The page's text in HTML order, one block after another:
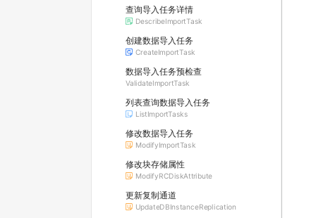
查询导入任务详情
DescribeImportTask
创建数据导入任务
CreateImportTask
数据导入任务预检查
ValidateImportTask
列表查询数据导入任务
ListImportTasks
修改数据导入任务
ModifyImportTask
修改块存储属性
ModifyRCDiskAttribute
更新复制通道
UpdateDBInstanceReplication